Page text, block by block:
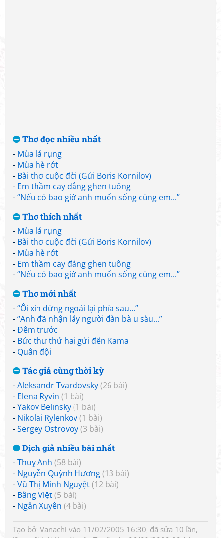
Thơ đọc nhiều nhất
- Mùa lá rụng
- Mùa hè rớt
- Bài thơ cuộc đời (Gửi Boris Kornilov)
- Em thầm cay đắng ghen tuông
-“Nếu có bao giờ anh muốn sống cùng em...”
Thơ thích nhất
- Mùa lá rụng
- Bài thơ cuộc đời (Gửi Boris Kornilov)
- Mùa hè rớt
- Em thầm cay đắng ghen tuông
-“Nếu có bao giờ anh muốn sống cùng em...”
Thơ mới nhất
-“Ôi xin đừng ngoái lại phía sau...”
-“Anh đã nhận lấy người đàn bà u sầu...”
-Đêm trước
- Bức thư thứ hai gửi đến Kama
- Quân đội
Tác giả cùng thời kỳ
-Aleksandr Tvardovsky(26 bài)
- Elena Ryvin (1 bài)
-Yakov Belinsky(1 bài)
- Nikolai Rylenkov(1 bài)
-Sergey Ostrovoy(3 bài)
Dịch giả nhiều bài nhất
-Thuỵ Anh (58 bài)
- Nguyễn Quỳnh Hương(13 bài)
-Vũ Thị Minh Nguyệt(12 bài)
- Bằng Việt(5 bài)
- Ngân Xuyên (4 bài)
Tạo bởi Vanachi vào 11/02/2005 16:30, đã sửa 10 lần,